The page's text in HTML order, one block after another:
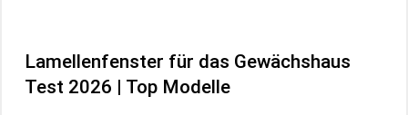
Lamellenfenster für das Gewächshaus
Test 2026 | Top Modelle